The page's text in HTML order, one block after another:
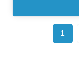
1